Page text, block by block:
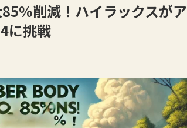
％削減！ハイラックスがア
に挑戦